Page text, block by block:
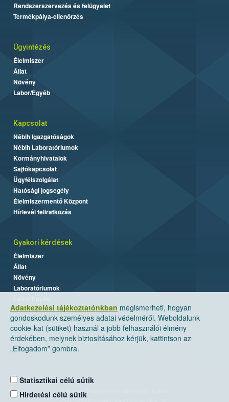
Adatkezelési tájékoztatónkban megismerheti, hogyan
gondoskodunk személyes adatai védelméről. Weboldalunk
cookie-kat (sütiket) használ a jobb felhasználói élmény
érdekében, melynek biztosításához kérjük, kattintson az
„Elfogadom” gombra.
Statisztikai célú sütik
Hirdetési célú sütik
Rendszerszervezés és felügyelet
Termékpálya-ellenőrzés
Ügyintézés
Élelmiszer
Állat
Növény
Labor/Egyéb
Kapcsolat
Nébih Igazgatóságok
Nébih Laboratóriumok
Kormányhivatalok
Sajtókapcsolat
Ügyfélszolgálat
Hatósági jogsegély
Élelmiszermentő Központ
Hírlevél feliratkozás
Gyakori kérdések
Élelmiszer
Állat
Növény
Laboratóriumok
Nemzeti Élelmiszerlánc-biztonsági Hivatal